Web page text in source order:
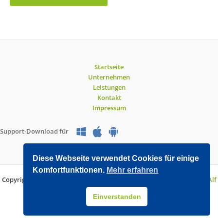
Startseite
Unternehmen
Leistungen
Kontakt
Impressum
Support-Download für
Copyright © 2026 O&V DATEC GmbH | Entwickelt mit WordPress von
Alf
Drollinger
Diese Webseite verwendet Cookies für einige
Komfortfunktionen. Mehr erfahren
Einverstanden